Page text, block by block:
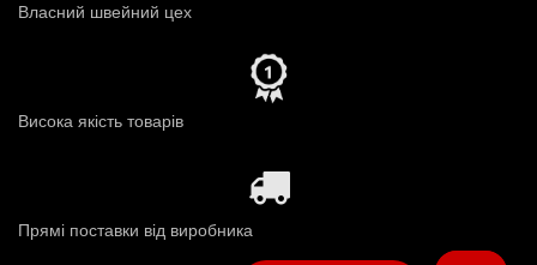
Власний швейний цех
Висока якість товарів
Прямі поставки від виробника